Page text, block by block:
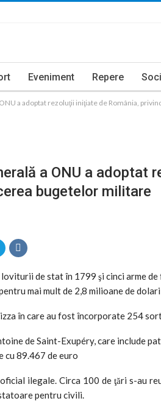
Eveniment Repere
a adoptat rezoluţii iniţiate de România,
a ONU a adoptat
bugetelor militare
de stat în 1799 şi cinci arme de
mai mult de 2,8 milioane de dolari
în care au fost încorporate 254
de Saint-Exupéry, care include
cu 89.467 de euro
ilegale. Circa 100 de ţări s-au
pentru civili.